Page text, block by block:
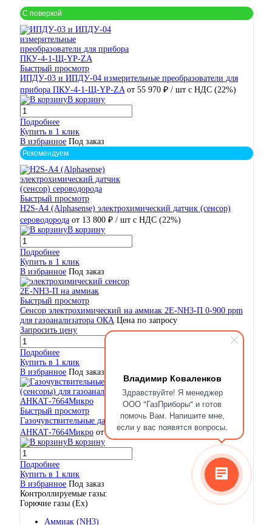
Владимир Коваленков
Здравствуйте! Я менеджер
ООО "ГазПриборы" и готов
помочь Вам. Напишите мне,
если у вас появятся вопросы.
С поверкой
Быстрый просмотр
ИПДУ-03 и ИПДУ-04 измерительные преобразователи для
прибора ПКУ-4-1-Щ-YР-ZA от 55 970 ₽ / шт с НДС (22%)
В корзину
Подробнее
Купить в 1 клик
В избранное Под заказ
Рекомендуем
Быстрый просмотр
H2S-A4 (Alphasense) электрохимический датчик (сенсор)
сероводорода от 13 800 ₽ / шт с НДС (22%)
В корзину
Подробнее
Купить в 1 клик
В избранное Под заказ
Быстрый просмотр
Сенсор электрохимический на аммиак 2Е-NH3-П 0-900 ppm
для газоанализатора ОКА Цена по запросу
Запросить цену
Подробнее
Купить в 1 клик
В избранное Под заказ
Быстрый просмотр
Газочувствительные датчики (сенсоры) для газоанализатора
АНКАТ-7664Микро от 24 030 ₽ / шт с НДС (22%)
В корзину
Подробнее
Купить в 1 клик
В избранное Под заказ
Контроллируемые газы:
Горючие газы (Ex)
Аммиак (NH3)